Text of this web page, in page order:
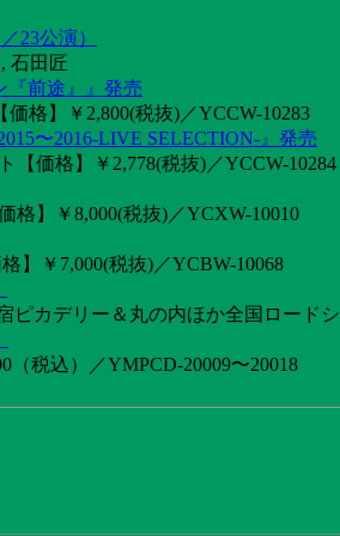
23公演）
石田匠
『前途』』発売
格】￥2,800(税抜)／YCCW-10283
〜2016-LIVE SELECTION-』発売
【価格】￥2,778(税抜)／YCCW-10284
格】￥8,000(税抜)／YCXW-10010
】￥7,000(税抜)／YCBW-10068
ピカデリー＆丸の内ほか全国ロード
税込）／YMPCD-20009〜20018